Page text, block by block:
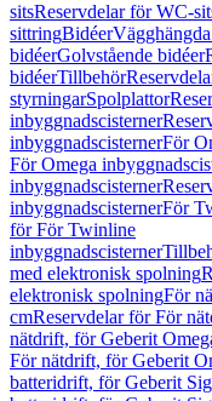
sitsReservdelar för WC-
sittringBidéer
bidéerGolvstående bidéer
bidéerTillbehör
styrningarSpolplattor
inbyggnadscisterner
inbyggnadscisternerFör
För Omega
inbyggnadscisterner
inbyggnadscisternerFör
för För Twinline
inbyggnadscisterner
med elektronisk spolning
elektronisk spolningFör
cmReservdelar för För
nätdrift, för Geberit
För nätdrift, för Geberit
batteridrift, för Geberit